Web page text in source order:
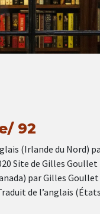
92
(Irlande du Nord)
Site de Gilles Goullet
par Gilles
de l’anglais